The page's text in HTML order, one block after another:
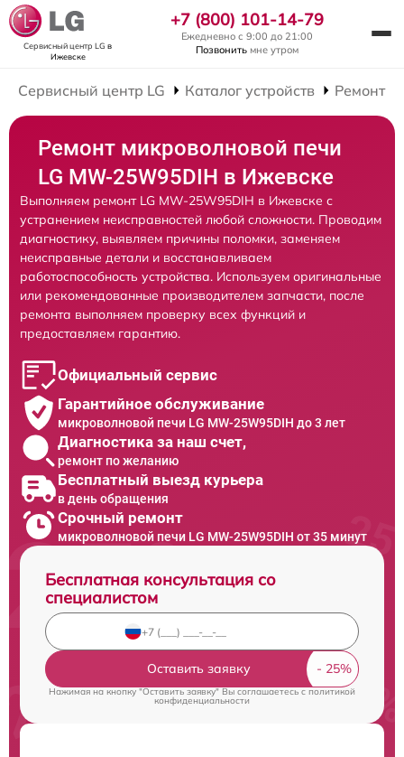
Сервисный центр LG в
Ижевске
+7 (800) 101-14-79
Ежедневно с 9:00 до 21:00
Позвонить мне утром
Сервисный центр LG Каталог устройств Ремонт
Ремонт микроволновой печи
LG MW-25W95DIH в Ижевске
Выполняем ремонт LG MW-25W95DIH в Ижевске с
устранением неисправностей любой сложности. Проводим
диагностику, выявляем причины поломки, заменяем
неисправные детали и восстанавливаем
работоспособность устройства. Используем оригинальные
или рекомендованные производителем запчасти, после
ремонта выполняем проверку всех функций и
предоставляем гарантию.
Официальный сервис
Гарантийное обслуживание
микроволновой печи LG MW-25W95DIH до 3 лет
Диагностика за наш счет,
ремонт по желанию
Бесплатный выезд курьера
в день обращения
Срочный ремонт
микроволновой печи LG MW-25W95DIH от 35 минут
Бесплатная консультация со
специалистом
Оставить заявку
Нажимая на кнопку "Оставить заявку" Вы соглашаетесь cполитикой
конфиденциальности